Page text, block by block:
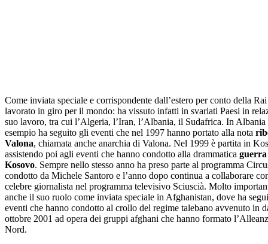
Come inviata speciale e corrispondente dall’estero per conto della
lavorato in giro per il mondo: ha vissuto infatti in svariati Paesi in
suo lavoro, tra cui l’Algeria, l’Iran, l’Albania, il Sudafrica. In Albania
esempio ha seguito gli eventi che nel 1997 hanno portato alla nota
Valona, chiamata anche anarchia di Valona. Nel 1999 è partita in
assistendo poi agli eventi che hanno condotto alla drammatica guerra
Kosovo. Sempre nello stesso anno ha preso parte al programma
condotto da Michele Santoro e l’anno dopo continua a collaborare
celebre giornalista nel programma televisivo Sciuscià. Molto
anche il suo ruolo come inviata speciale in Afghanistan, dove ha
eventi che hanno condotto al crollo del regime talebano avvenuto in
ottobre 2001 ad opera dei gruppi afghani che hanno formato
Nord.